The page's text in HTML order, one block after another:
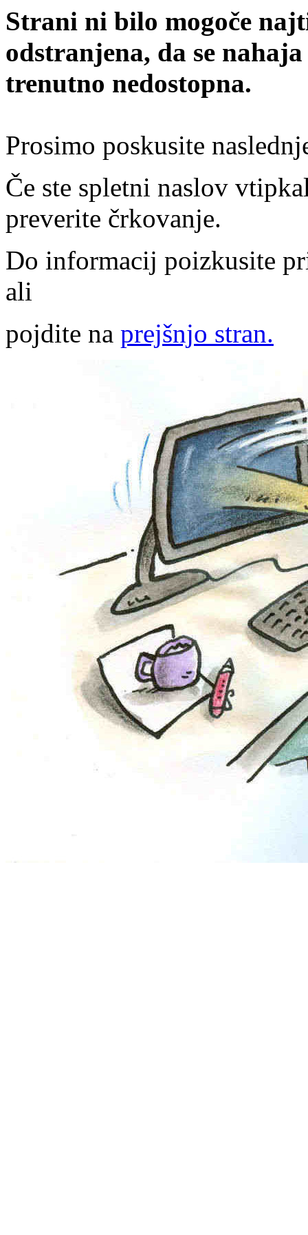
Strani ni bilo mogoče
odstranjena, da se
trenutno nedostopna.
Prosimo poskusite
Če ste spletni naslov
preverite črkovanje.
Do informacij poizkusite
ali
pojdite na prejšnjo stran.